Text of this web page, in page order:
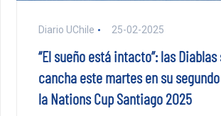
Diario UChile 25-02-2025
“El sueño está intacto”: las
cancha este martes en su
la Nations Cup Santiago 2025